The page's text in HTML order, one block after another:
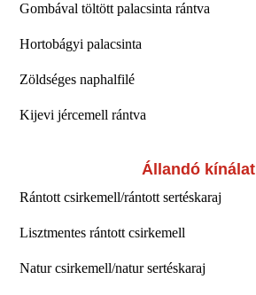
Gombával töltött palacsinta rántva
Hortobágyi palacsinta
Zöldséges naphalfilé
Kijevi jércemell rántva
Állandó kínálat
Rántott csirkemell/rántott sertéskaraj
Lisztmentes rántott csirkemell
Natur csirkemell/natur sertéskaraj